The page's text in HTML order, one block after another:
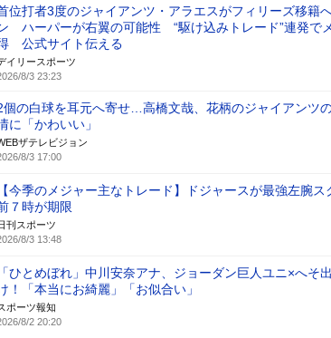
位打者3度のジャイアンツ・アラエスがフィリーズ移籍
ハーパーが右翼の可能性 “駆け込みトレード”連発で
公式サイト伝える
イリースポーツ
8/3 23:23
個の白球を耳元へ寄せ…高橋文哉、花柄のジャイアンツ
に「かわいい」
ザテレビジョン
8/3 17:00
【今季のメジャー主なトレード】ドジャースが最強左腕
７時が期限
刊スポーツ
8/3 13:48
「ひとめぼれ」中川安奈アナ、ジョーダン巨人ユニ×へそ
！「本当にお綺麗」「お似合い」
ポーツ報知
8/2 20:20